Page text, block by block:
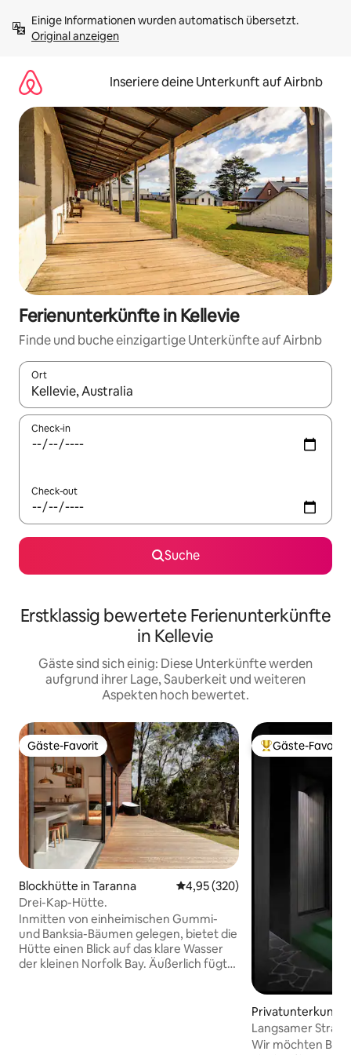
Inhalten
springenOriginal anzeigen
Inseriere deine Unterkunft auf Airbnb
Ferienunterkünfte in Kellevie
Finde und buche einzigartige Unterkünfte auf Airbnb
Ort
Wenn Ergebnisse verfügbar sind, navigiere mit den
Check-in
Check-out
Suche
Erstklassig bewertete Ferienunterkünfte
in Kellevie
Gäste sind sich einig: Diese Unterkünfte werden
aufgrund ihrer Lage, Sauberkeit und weiteren
Aspekten hoch bewertet.
Gäste-Favorit
Gäste-Favorit
Blockhütte in Taranna Durchschnittliche Bewertung:
4,95 (320)
Drei-Kap-Hütte.
Inmitten von einheimischen Gummi-
und Banksia-Bäumen gelegen, bietet die
Hütte einen Blick auf das klare Wasser
der kleinen Norfolk Bay. Äußerlich fügt
Beliebter Gäste-
Gäste-Favorit
Privatunterkunft
obart
Langsamer Strahl.
Wir möchten